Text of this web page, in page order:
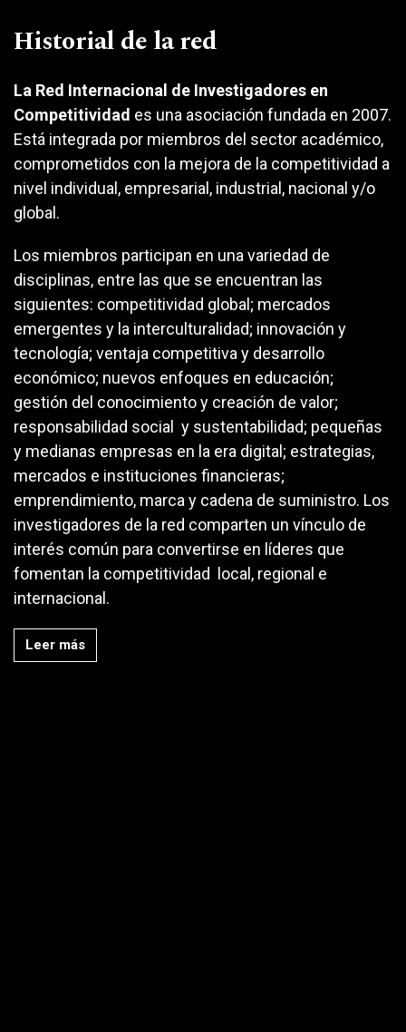
Historial de la red
La Red Internacional de Investigadores en
Competitividad es una asociación fundada en 2007.
Está integrada por miembros del sector académico,
comprometidos con la mejora de la competitividad a
nivel individual, empresarial, industrial, nacional y/o
global.
Los miembros participan en una variedad de
disciplinas, entre las que se encuentran las
siguientes: competitividad global; mercados
emergentes y la interculturalidad; innovación y
tecnología; ventaja competitiva y desarrollo
económico; nuevos enfoques en educación;
gestión del conocimiento y creación de valor;
responsabilidad social y sustentabilidad; pequeñas
y medianas empresas en la era digital; estrategias,
mercados e instituciones financieras;
emprendimiento, marca y cadena de suministro. Los
investigadores de la red comparten un vínculo de
interés común para convertirse en líderes que
fomentan la competitividad local, regional e
internacional.
Leer más